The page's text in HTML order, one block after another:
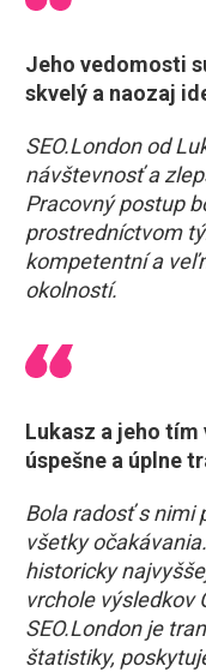
Jeho vedomosti
skvelý a naozaj
SEO.London od
návštevnosť a
Pracovný postup
prostredníctvom
kompetentní a
okolností.
Lukasz a jeho
úspešne a úplne
Bola radosť s nimi
všetky
historicky
vrchole výsledkov
SEO.London je
štatistiky,